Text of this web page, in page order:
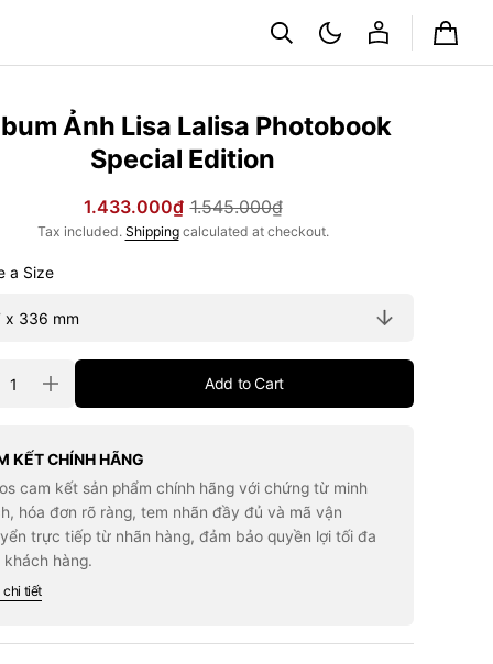
Cart
Ảnh Lisa Lalisa Photobook
Special Edition
Sale
1.433.000₫
Regular
1.545.000₫
Tax included. Shippingcalculated at checkout.
Choose a Size
Increase
quantity
Ảnh
Lalisa
Photobook
Special
Edition
Add to Cart
KẾT CHÍNH HÃNG
cam kết sản phẩm chính hãng với chứng từ minh
hóa đơn rõ ràng, tem nhãn đầy đủ và mã vận
trực tiếp từ nhãn hàng, đảm bảo quyền lợi tối đa
khách hàng.
chi tiết